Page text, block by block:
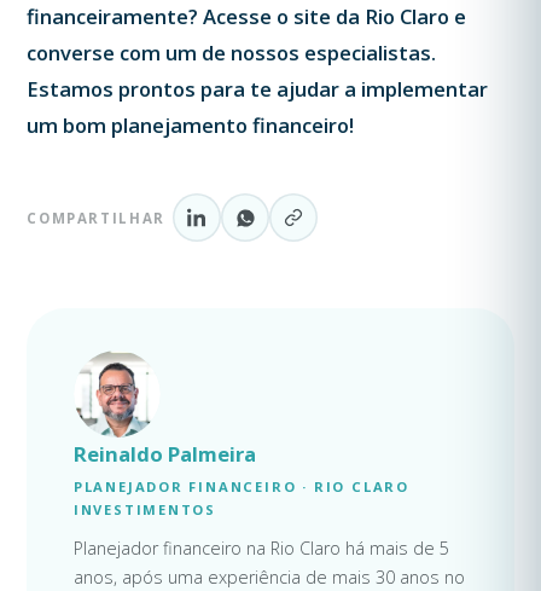
financeiramente? Acesse o site da Rio Claro e
converse com um de nossos especialistas.
Estamos prontos para te ajudar a implementar
um bom planejamento financeiro!
COMPARTILHAR
Reinaldo Palmeira
PLANEJADOR FINANCEIRO · RIO CLARO
INVESTIMENTOS
Planejador financeiro na Rio Claro há mais de 5
anos, após uma experiência de mais 30 anos no